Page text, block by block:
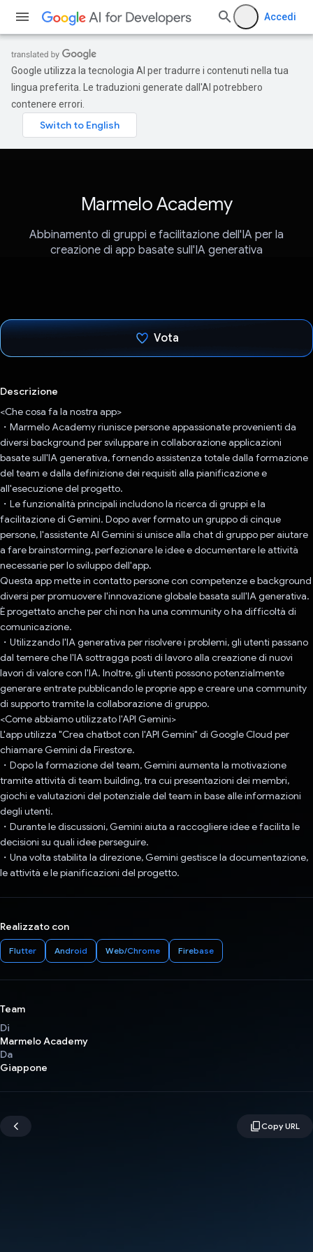
Accedi
Google utilizza la tecnologia AI per tradurre i contenuti nella tua
lingua preferita. Le traduzioni generate dall'AI potrebbero
contenere errori.
Marmelo Academy
Abbinamento di gruppi e facilitazione dell'IA per la
creazione di app basate sull'IA generativa
Vota
Descrizione
<Che cosa fa la nostra app>
・Marmelo Academy riunisce persone appassionate provenienti da
diversi background per sviluppare in collaborazione applicazioni
basate sull'IA generativa, fornendo assistenza totale dalla formazione
del team e dalla definizione dei requisiti alla pianificazione e
all'esecuzione del progetto.
・Le funzionalità principali includono la ricerca di gruppi e la
facilitazione di Gemini. Dopo aver formato un gruppo di cinque
persone, l'assistente AI Gemini si unisce alla chat di gruppo per aiutare
a fare brainstorming, perfezionare le idee e documentare le attività
necessarie per lo sviluppo dell'app.
Questa app mette in contatto persone con competenze e background
diversi per promuovere l'innovazione globale basata sull'IA generativa.
È progettato anche per chi non ha una community o ha difficoltà di
comunicazione.
・Utilizzando l'IA generativa per risolvere i problemi, gli utenti passano
dal temere che l'IA sottragga posti di lavoro alla creazione di nuovi
lavori di valore con l'IA. Inoltre, gli utenti possono potenzialmente
generare entrate pubblicando le proprie app e creare una community
di supporto tramite la collaborazione di gruppo.
<Come abbiamo utilizzato l'API Gemini>
L'app utilizza "Crea chatbot con l'API Gemini" di Google Cloud per
chiamare Gemini da Firestore.
・Dopo la formazione del team, Gemini aumenta la motivazione
tramite attività di team building, tra cui presentazioni dei membri,
giochi e valutazioni del potenziale del team in base alle informazioni
degli utenti.
・Durante le discussioni, Gemini aiuta a raccogliere idee e facilita le
decisioni su quali idee perseguire.
・Una volta stabilita la direzione, Gemini gestisce la documentazione,
le attività e le pianificazioni del progetto.
Realizzato con
Flutter Android Web/Chrome Firebase
Team
Di
Marmelo Academy
Da
Giappone